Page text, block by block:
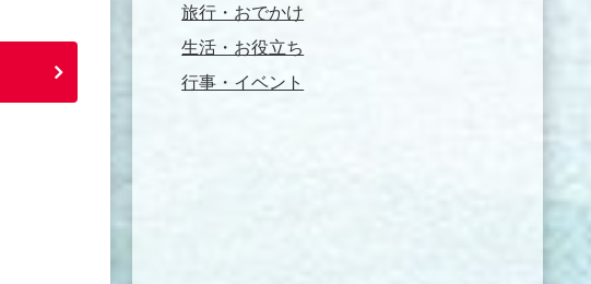
旅行・おでかけ
生活・お役立ち
行事・イベント